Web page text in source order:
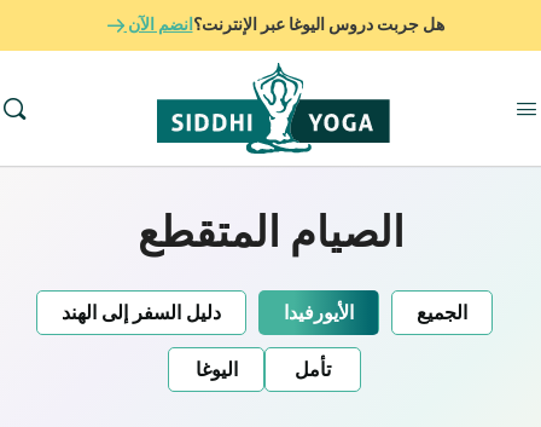
هل جربت دروس اليوغا عبر الإنترنت؟ انضم الآن
الصيام المتقطع
الجميع الأيورفيدا دليل السفر إلى الهند
تأمل اليوغا